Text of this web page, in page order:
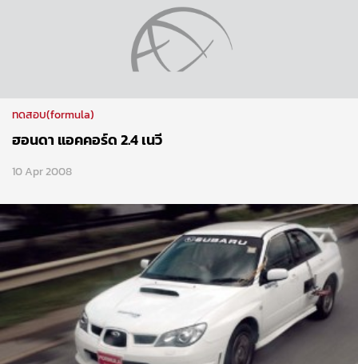
ทดสอบ(formula)
ฮอนดา แอคคอร์ด 2.4 เนวี
10 Apr 2008